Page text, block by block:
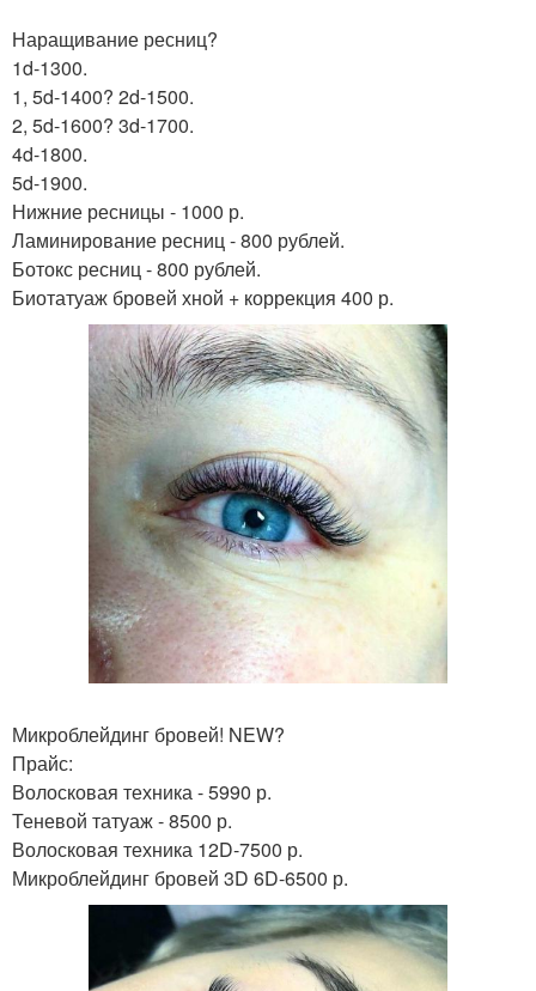
Наращивание ресниц?
1d-1300.
1, 5d-1400? 2d-1500.
2, 5d-1600? 3d-1700.
4d-1800.
5d-1900.
Нижние ресницы - 1000 р.
Ламинирование ресниц - 800 рублей.
Ботокс ресниц - 800 рублей.
Биотатуаж бровей хной + коррекция 400 р.
Микроблейдинг бровей! NEW?
Прайс:
Волосковая техника - 5990 р.
Теневой татуаж - 8500 р.
Волосковая техника 12D-7500 р.
Микроблейдинг бровей 3D 6D-6500 р.